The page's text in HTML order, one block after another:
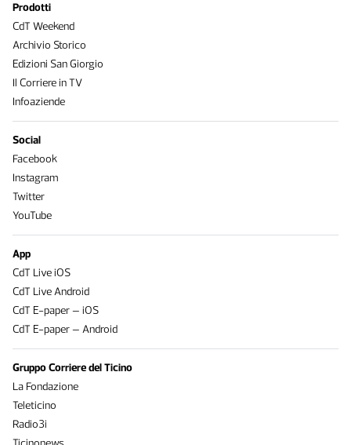
Prodotti
CdT Weekend
Archivio Storico
Edizioni San Giorgio
Il Corriere in TV
Infoaziende
Social
Facebook
Instagram
Twitter
YouTube
App
CdT Live iOS
CdT Live Android
CdT E-paper – iOS
CdT E-paper – Android
Gruppo Corriere del Ticino
La Fondazione
Teleticino
Radio3i